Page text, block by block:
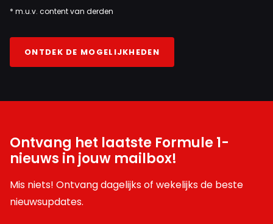
* m.u.v. content van derden
ONTDEK DE MOGELIJKHEDEN
Ontvang het laatste Formule 1-
nieuws in jouw mailbox!
Mis niets! Ontvang dagelijks of wekelijks de beste
nieuwsupdates.